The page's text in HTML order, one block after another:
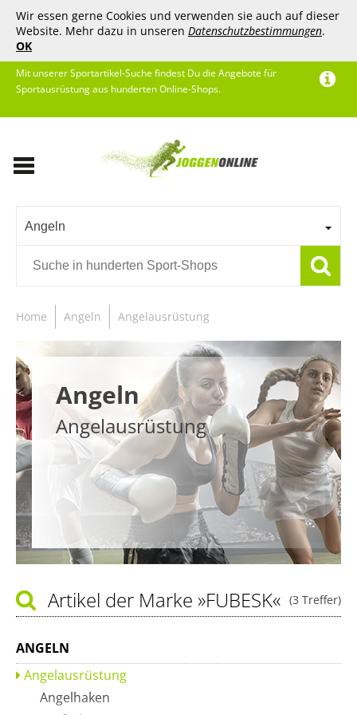
Wir essen gerne Cookies und verwenden sie auch auf dieser
Website. Mehr dazu in unseren Datenschutzbestimmungen.
OK
Mit unserer Sportartikel-Suche findest Du die Angebote für
Sportausrüstung aus hunderten Online-Shops.
Angeln
Home Angeln Angelausrüstung
Angeln
Angelausrüstung
(3 Treffer)
Artikel der Marke »FUBESK«
ANGELN
Angelausrüstung
Angelhaken